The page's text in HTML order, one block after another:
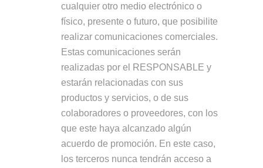
cualquier otro medio electrónico o
físico, presente o futuro, que posibilite
realizar comunicaciones comerciales.
Estas comunicaciones serán
realizadas por el RESPONSABLE y
estarán relacionadas con sus
productos y servicios, o de sus
colaboradores o proveedores, con los
que este haya alcanzado algún
acuerdo de promoción. En este caso,
los terceros nunca tendrán acceso a